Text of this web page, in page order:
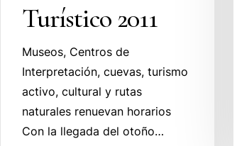
Turístico 2011
Museos, Centros de
Interpretación, cuevas, turismo
activo, cultural y rutas
naturales renuevan horarios
Con la llegada del otoño…